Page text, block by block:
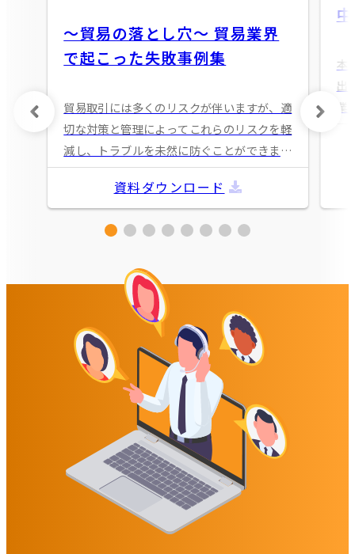
〜貿易の落とし穴〜 貿易業界
で起こった失敗事例集
貿易取引には多くのリスクが伴いますが、適
切な対策と管理によってこれらのリスクを軽
減し、トラブルを未然に防ぐことができま
す。 この事例集で、失敗から学び、より安
全で効率的な貿易取引を実現するためにぜひ
ご活用ください。
資料ダウンロード
本
出
業